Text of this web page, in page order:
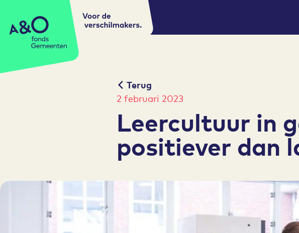
A&O fonds Gemeenten
Voor de
verschilmakers.
Terug
2 februari 2023
Leercultuur in
positiever dan